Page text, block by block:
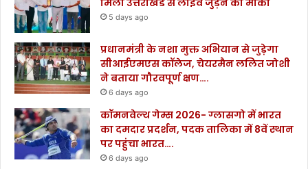
।
मिला उत्तराखंड से लाइव जुड़ने का मौका
5 days ago
प्रधानमंत्री के नशा मुक्त अभियान से जुड़ेगा
सीआईएमएस कॉलेज, चेयरमैन ललित जोशी
ने बताया गौरवपूर्ण क्षण….
6 days ago
कॉमनवेल्थ गेम्स 2026- ग्लासगो में भारत
का दमदार प्रदर्शन, पदक तालिका में 8वें स्थान
पर पहुंचा भारत….
6 days ago